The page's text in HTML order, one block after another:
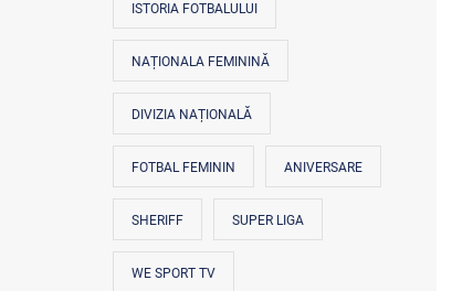
ISTORIA FOTBALULUI
NAȚIONALA FEMININĂ
DIVIZIA NAȚIONALĂ
FOTBAL FEMININ ANIVERSARE
SHERIFF SUPER LIGA
WE SPORT TV